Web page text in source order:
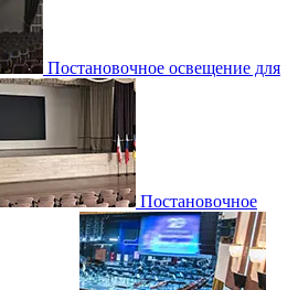
Постановочное освещение для
Постановочное